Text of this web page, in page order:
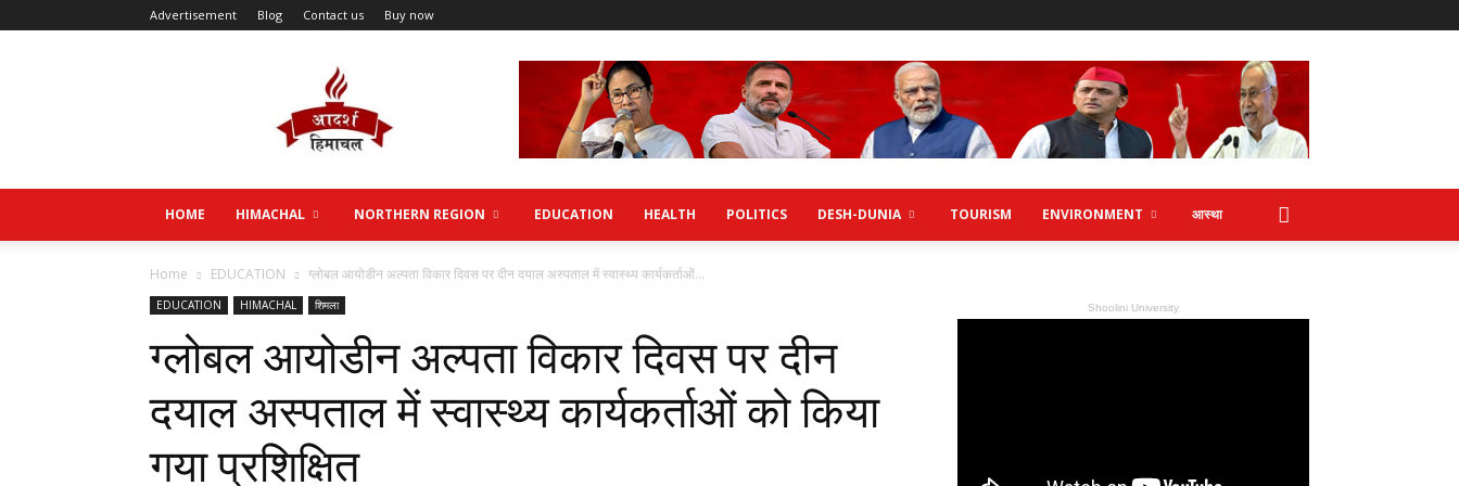
Advertisement Blog Contact us Buy now
HOME HIMACHAL NORTHERN REGION EDUCATION HEALTH POLITICS DESH-DUNIA TOURISM ENVIRONMENT आस्था
Home EDUCATION ग्लोबल आयोडीन अल्पता विकार दिवस पर दीन दयाल अस्पताल में स्वास्थ्य कार्यकर्ताओं...
EDUCATION HIMACHAL शिमला
ग्लोबल आयोडीन अल्पता विकार दिवस पर दीन
दयाल अस्पताल में स्वास्थ्य कार्यकर्ताओं को किया
गया प्रशिक्षित
Shoolini University